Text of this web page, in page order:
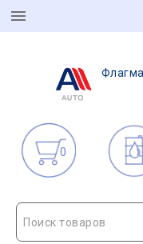
0
Поиск товаров